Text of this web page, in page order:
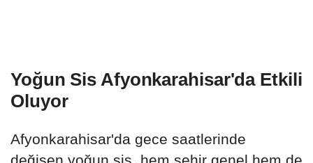
Yoğun Sis Afyonkarahisar'da Etkili
Oluyor
Afyonkarahisar'da gece saatlerinde